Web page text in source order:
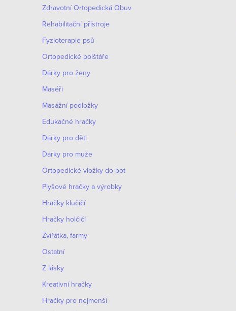
Zdravotní Ortopedická Obuv
Rehabilitační přístroje
Fyzioterapie psů
Ortopedické polštáře
Dárky pro ženy
Maséři
Masážní podložky
Edukačné hračky
Dárky pro děti
Dárky pro muže
Оrtopedické vložky do bot
Plyšové hračky a výrobky
Hračky klučičí
Hračky holčičí
Zvířátka, farmy
Ostatní
Z lásky
Kreativní hračky
Hračky pro nejmenší